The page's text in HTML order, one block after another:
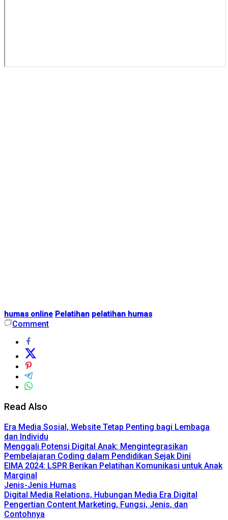
humas online Pelatihan pelatihan humas
Comment
Read Also
Era Media Sosial, Website Tetap Penting bagi Lembaga
dan Individu
Menggali Potensi Digital Anak: Mengintegrasikan
Pembelajaran Coding dalam Pendidikan Sejak Dini
EIMA 2024: LSPR Berikan Pelatihan Komunikasi untuk Anak
Marginal
Jenis-Jenis Humas
Digital Media Relations, Hubungan Media Era Digital
Pengertian Content Marketing, Fungsi, Jenis, dan
Contohnya